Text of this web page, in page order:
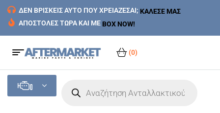
ΔΕΝ ΒΡΙΣΚΕΙΣ ΑΥΤΟ ΠΟΥ ΧΡΕΙΑΖΕΣΑΙ; ΚΑΛΕΣΕ ΜΑΣ
ΑΠΟΣΤΟΛΕΣ ΤΩΡΑ ΚΑΙ ΜΕ BOX NOW!
(0)